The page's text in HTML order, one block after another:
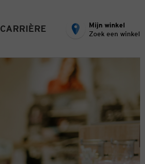
CARRIÈRE
Mijn winkel
Zoek een winkel